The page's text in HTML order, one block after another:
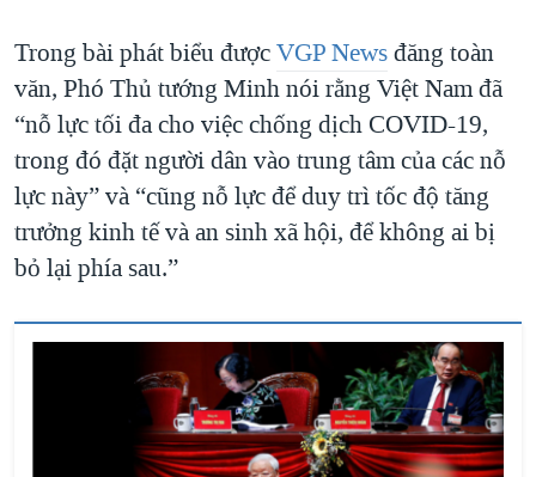
Trong bài phát biểu đượcVGP Newsđăng toàn
văn, Phó Thủ tướng Minh nói rằng Việt Nam đã
“nỗ lực tối đa cho việc chống dịch COVID-19,
trong đó đặt người dân vào trung tâm của các nỗ
lực này” và “cũng nỗ lực để duy trì tốc độ tăng
trưởng kinh tế và an sinh xã hội, để không ai bị
bỏ lại phía sau.”